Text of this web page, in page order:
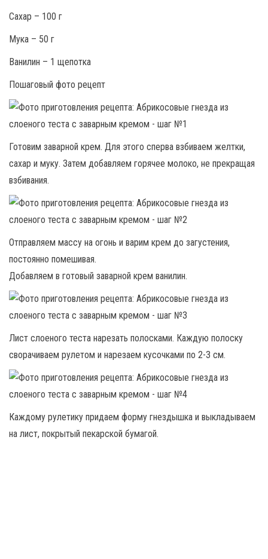
Сахар – 100 г
Мука – 50 г
Ванилин – 1 щепотка
Пошаговый фото рецепт
Готовим заварной крем. Для этого сперва взбиваем желтки,
сахар и муку. Затем добавляем горячее молоко, не прекращая
взбивания.
Отправляем массу на огонь и варим крем до загустения,
постоянно помешивая.
Добавляем в готовый заварной крем ванилин.
Лист слоеного теста нарезать полосками. Каждую полоску
сворачиваем рулетом и нарезаем кусочками по 2-3 см.
Каждому рулетику придаем форму гнездышка и выкладываем
на лист, покрытый пекарской бумагой.